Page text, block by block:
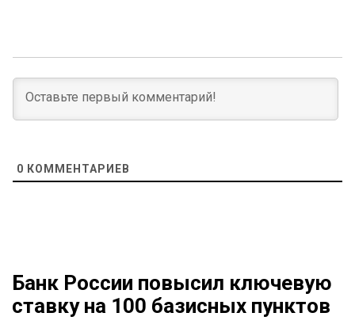
0 КОММЕНТАРИЕВ
Банк России повысил ключевую
ставку на 100 базисных пунктов